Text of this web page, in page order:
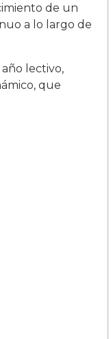
de un
a lo largo de
lectivo,
que